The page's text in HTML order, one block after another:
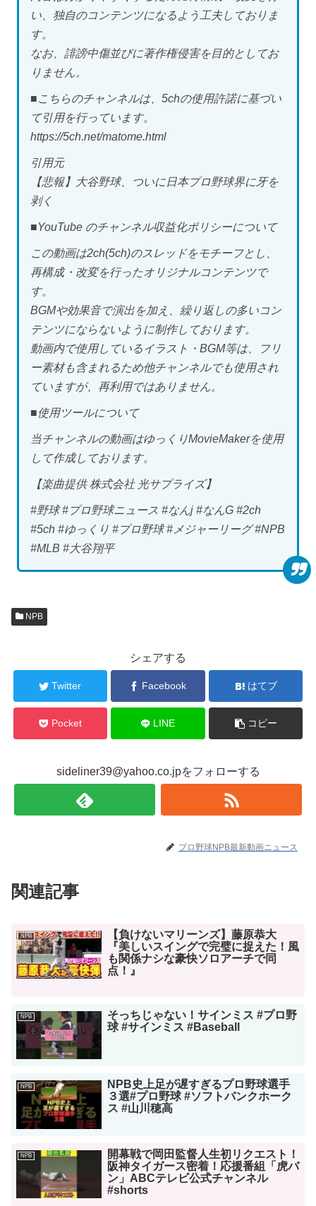
い、独自のコンテンツになるよう工夫しておりま
す。
なお、誹謗中傷並びに著作権侵害を目的としてお
りません。
■こちらのチャンネルは、5chの使用許諾に基づい
て引用を行っています。
https://5ch.net/matome.html
引用元
【悲報】大谷野球、ついに日本プロ野球界に牙を
剥く
■YouTube のチャンネル収益化ポリシーについて
この動画は2ch(5ch)のスレッドをモチーフとし、
再構成・改変を行ったオリジナルコンテンツで
す。
BGMや効果音で演出を加え、繰り返しの多いコン
テンツにならないように制作しております。
動画内で使用しているイラスト・BGM等は、フリ
ー素材も含まれるため他チャンネルでも使用され
ていますが、再利用ではありません。
■使用ツールについて
当チャンネルの動画はゆっくりMovieMakerを使用
して作成しております。
【楽曲提供 株式会社 光サプライズ】
#野球 #プロ野球ニュース #なんj #なんG #2ch
#5ch #ゆっくり #プロ野球 #メジャーリーグ #NPB
#MLB #大谷翔平
NPB
シェアする
Twitter Facebook はてブ
Pocket LINE コピー
sideliner39@yahoo.co.jpをフォローする
プロ野球NPB最新動画ニュース
関連記事
NPB
【負けないマリーンズ】藤原恭大
『美しいスイングで完璧に捉えた！風
も関係ナシな豪快ソロアーチで同
点！』
NPB
そっちじゃない！サインミス #プロ野
球 #サインミス #Baseball
NPB
NPB史上足が遅すぎるプロ野球選手
３選#プロ野球 #ソフトバンクホーク
ス #山川穂高
NPB
開幕戦で岡田監督人生初リクエスト！
阪神タイガース密着！応援番組「虎バ
ン」ABCテレビ公式チャンネル
#shorts